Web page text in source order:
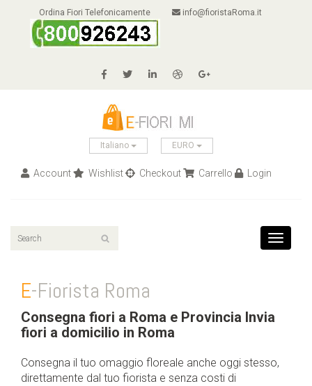
Ordina Fiori Telefonicamente info@fioristaRoma.it
Italiano EURO
Account Wishlist Checkout Carrello Login
Toggle
E-Fiorista Roma
Consegna fiori a Roma e Provincia Invia
fiori a domicilio in Roma
Consegna il tuo omaggio floreale anche oggi stesso,
direttamente dal tuo fiorista e senza costi di